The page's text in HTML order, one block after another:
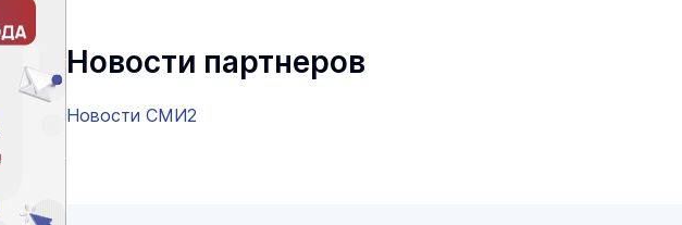
Новости партнеров
Новости СМИ2